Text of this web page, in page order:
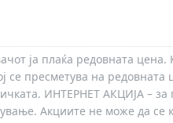
ја плаќа редовната
пресметува на
ИНТЕРНЕТ АКЦИЈА –
Акциите не може да